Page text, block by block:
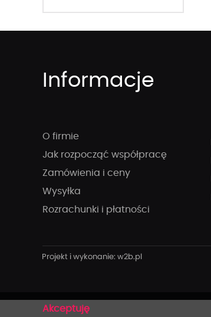
Informacje
O firmie
Jak rozpocząć współpracę
Zamówienia i ceny
Wysyłka
Rozrachunki i płatności